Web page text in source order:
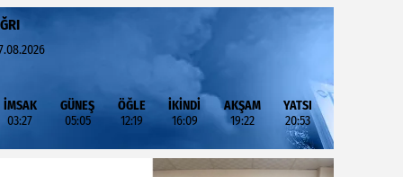
İMSAK
03:27
GÜNEŞ
05:05
ÖĞLE
12:19
İKİNDİ
16:09
AKŞAM
19:22
YATSI
20:53